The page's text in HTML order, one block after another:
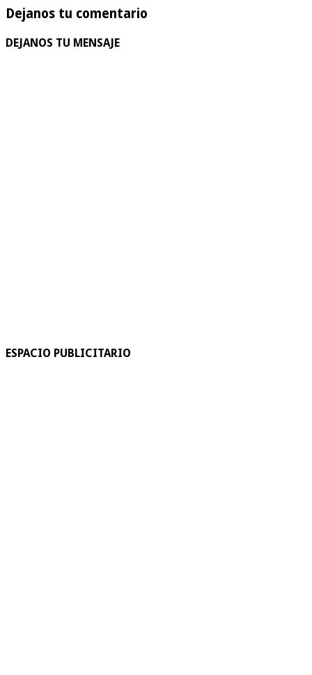
Dejanos tu comentario
DEJANOS TU MENSAJE
ESPACIO PUBLICITARIO